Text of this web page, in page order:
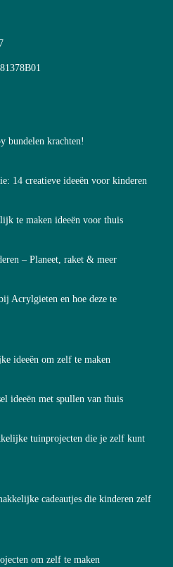
bundelen krachten!
14 creatieve ideeën voor kinderen
te maken ideeën voor thuis
– Planeet, raket & meer
Acrylgieten en hoe deze te
ideeën om zelf te maken
ideeën met spullen van thuis
tuinprojecten die je zelf kunt
cadeautjes die kinderen zelf
om zelf te maken